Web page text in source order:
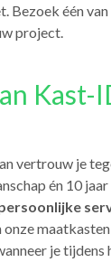
Bezoek één van
project.
Kast-
vertrouw je
én 10
onze
je